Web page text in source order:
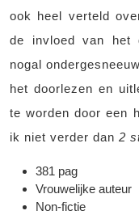
ook heel verteld
de invloed van het
nogal
het doorlezen en
te worden door een
ik niet verder dan 2
381 pag
Vrouwelijke auteur
Non-fictie